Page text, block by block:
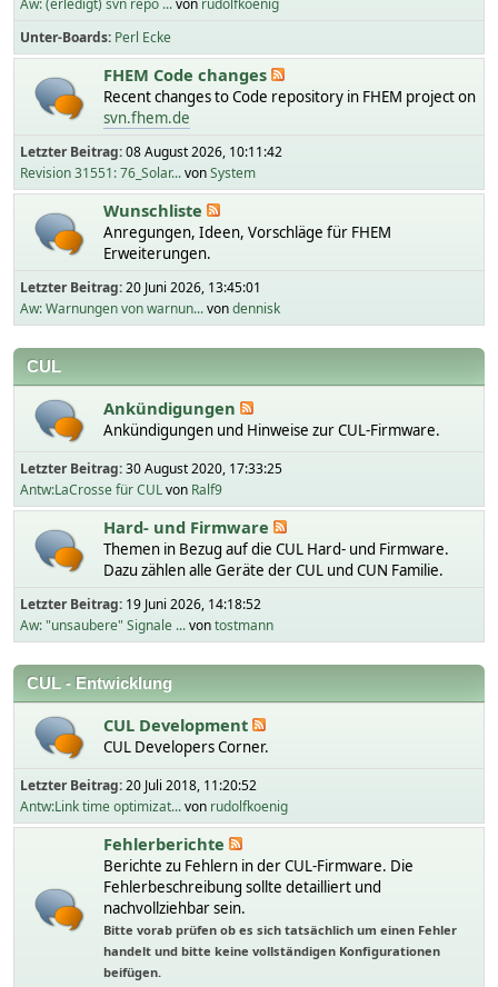
Aw: (erledigt) svn repo ...von rudolfkoenig
Unter-Boards Perl Ecke
FHEM Code changes
Recent changes to Code repository in FHEM project on
svn.fhem.de
Letzter Beitrag:08 August 2026, 10:11:42
Revision 31551: 76_Solar...vonSystem
Wunschliste
Anregungen, Ideen, Vorschläge für FHEM
Erweiterungen.
Letzter Beitrag:20 Juni 2026, 13:45:01
Aw: Warnungen von warnun...vondennisk
CUL
Ankündigungen
Ankündigungen und Hinweise zur CUL-Firmware.
Letzter Beitrag:30 August 2020, 17:33:25
Antw:LaCrosse für CULvon Ralf9
Hard- und Firmware
Themen in Bezug auf die CUL Hard- und Firmware.
Dazu zählen alle Geräte der CUL und CUN Familie.
Letzter Beitrag: 19 Juni 2026, 14:18:52
Aw: "unsaubere" Signale ...vontostmann
CUL - Entwicklung
CUL Development
CUL Developers Corner.
Letzter Beitrag:20 Juli 2018, 11:20:52
Antw:Link time optimizat...von rudolfkoenig
Fehlerberichte
Berichte zu Fehlern in der CUL-Firmware. Die
Fehlerbeschreibung sollte detailliert und
nachvollziehbar sein.
Bitte vorab prüfen ob es sich tatsächlich um einen Fehler
handelt und bitte keine vollständigen Konfigurationen
beifügen.